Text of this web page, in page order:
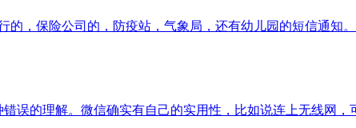
的，保险公司的，防疫站，气象局，还有幼儿园的短信通知
误的理解。微信确实有自己的实用性，比如说连上无线网